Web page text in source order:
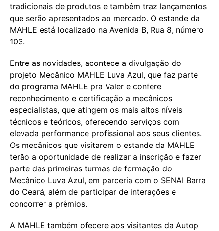
tradicionais de produtos e também traz lançamentos
que serão apresentados ao mercado. O estande da
MAHLE está localizado na Avenida B, Rua 8, número
103.
Entre as novidades, acontece a divulgação do
projeto Mecânico MAHLE Luva Azul, que faz parte
do programa MAHLE pra Valer e confere
reconhecimento e certificação a mecânicos
especialistas, que atingem os mais altos níveis
técnicos e teóricos, oferecendo serviços com
elevada performance profissional aos seus clientes.
Os mecânicos que visitarem o estande da MAHLE
terão a oportunidade de realizar a inscrição e fazer
parte das primeiras turmas de formação do
Mecânico Luva Azul, em parceria com o SENAI Barra
do Ceará, além de participar de interações e
concorrer a prêmios.
A MAHLE também ofecere aos visitantes da Autop